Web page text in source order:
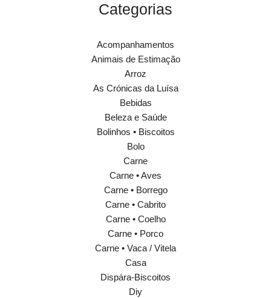
Categorias
Acompanhamentos
Animais de Estimação
Arroz
As Crónicas da Luísa
Bebidas
Beleza e Saúde
Bolinhos • Biscoitos
Bolo
Carne
Carne • Aves
Carne • Borrego
Carne • Cabrito
Carne • Coelho
Carne • Porco
Carne • Vaca / Vitela
Casa
Dispára-Biscoitos
Diy